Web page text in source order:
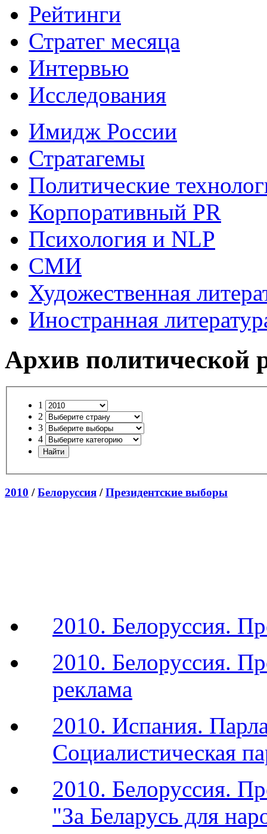
Рейтинги
Стратег месяца
Интервью
Исследования
Имидж России
Стратагемы
Политические
Корпоративный PR
Психология и NLP
СМИ
Художественная
Иностранная
Архив политической
1
2
3
4
2010 /Белоруссия /Президентские выборы
2010. Белоруссия.
2010. Белоруссия.
реклама
2010. Испания.
Социалистическая
2010. Белоруссия.
"За Беларусь для